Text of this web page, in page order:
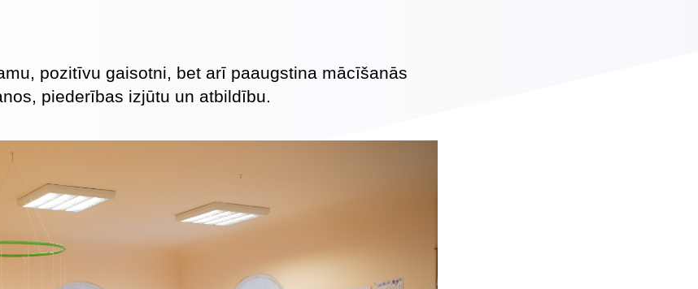
pozitīvu gaisotni, bet arī paaugstina mācīšanās
piederības izjūtu un atbildību.